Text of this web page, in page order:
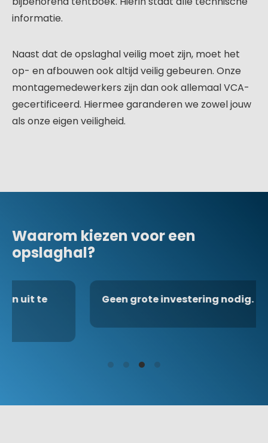
informatie.
Naast dat de opslaghal veilig moet zijn, moet het
op- en afbouwen ook altijd veilig gebeuren. Onze
montagemedewerkers zijn dan ook allemaal VCA-
gecertificeerd. Hiermee garanderen we zowel jouw
als onze eigen veiligheid.
Waarom kiezen voor een
opslaghal?
Geen grote investering nodig.